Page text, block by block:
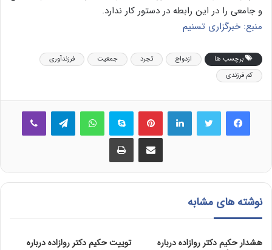
و جامعی را در این رابطه در دستور کار ندارد.
منبع: خبرگزاری تسنیم
برچسب ها ازدواج تجرد جمعیت
فرزندآوری
کم فرزندی
فیس بوک لینکدین ‫پین‌ترست اسکایپ واتس آپ
اشتراک گذاری از طریق ایمیل چاپ
نوشته های مشابه
هشدار حکیم دکتر روازاده درباره
توییت حکیم دکتر روازاده درباره